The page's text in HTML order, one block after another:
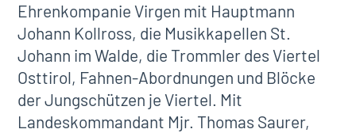
Ehrenkompanie Virgen mit Hauptmann
Johann Kollross, die Musikkapellen St.
Johann im Walde, die Trommler des Viertel
Osttirol, Fahnen-Abordnungen und Blöcke
der Jungschützen je Viertel. Mit
Landeskommandant Mjr. Thomas Saurer,